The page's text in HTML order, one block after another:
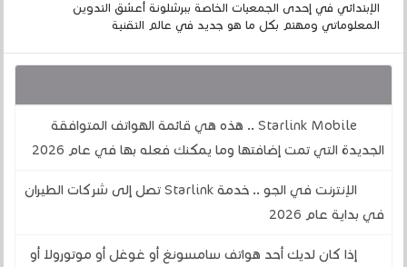
الإبتدائي في إحدى الجمعيات الخاصة ببرشلونة أعشق التدوين
المعلوماتي ومهتم بكل ما هو جديد في عالم التقنية
Starlink Mobile .. هذه هي قائمة الهواتف المتوافقة
الجديدة التي تمت إضافتها وما يمكنك فعله بها في عام 2026
الإنترنت في الجو .. خدمة Starlink تصل إلى شركات الطيران
في بداية عام 2026
إذا كان لديك أحد هواتف سامسونغ أو غوغل أو موتورولا أو